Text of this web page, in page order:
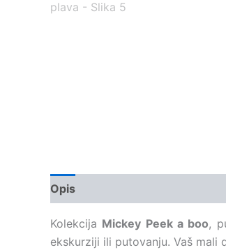
Opis
Kolekcija Mickey Peek a boo,
ekskurziji ili putovanju. Vaš mali